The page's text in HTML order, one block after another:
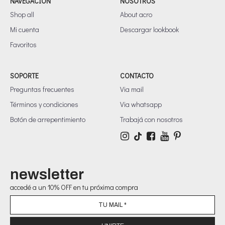
Shop all
Mi cuenta
Favoritos
About acro
Descargar lookbook
SOPORTE
Preguntas frecuentes
Términos y condiciones
Botón de arrepentimiento
CONTACTO
Via mail
Via whatsapp
Trabajá con nosotros
newsletter
accedé a un 10% OFF en tu próxima compra